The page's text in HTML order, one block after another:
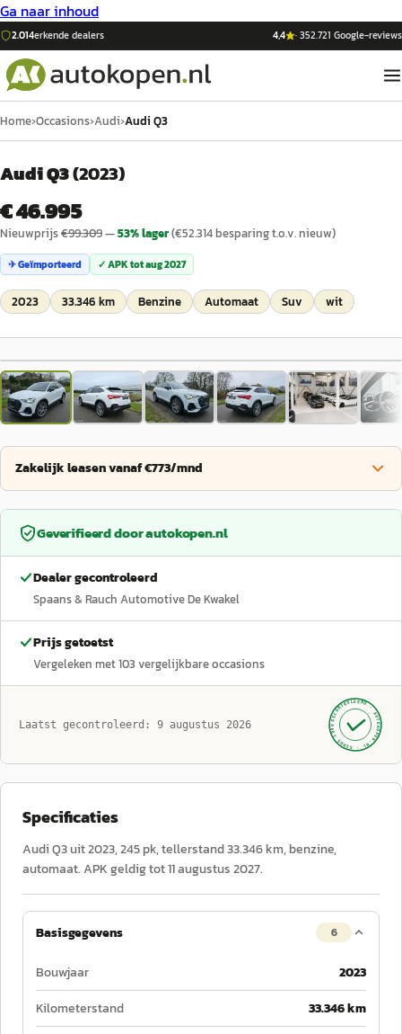
Ga naar inhoud
2.014erkende dealers 4,4 ·352.721 Google-reviews
Home›Occasions›Audi›Audi Q3
Audi Q3(2023)
€ 46.995
Nieuwprijs€99.309—53% lager(€52.314besparing t.o.v. nieuw)
✈ Geïmporteerd ✓ APK totaug 2027
2023 33.346 km Benzine Automaat Suv wit
1/44
Zakelijk leasen vanaf €773/mnd
Geverifieerd doorautokopen.nl
Dealer gecontroleerd
Spaans & Rauch Automotive De Kwakel
Prijs getoetst
Vergeleken met103 vergelijkbare occasions
Laatst gecontroleerd: 9 augustus 2026 GECONTROLEERD ·
AUTOKOPEN.NL
· SINDS 1999 ·
Specificaties
Audi Q3 uit 2023, 245 pk, tellerstand 33.346 km, benzine,
automaat. APK geldig tot 11 augustus 2027.
Basisgegevens 6
Bouwjaar
2023
Kilometerstand
33.346 km